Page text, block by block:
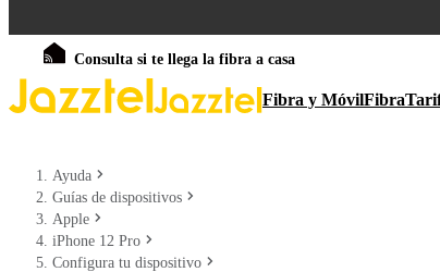
Consulta si te llega la fibra a casa
Fibra y MóvilFibra
Ayuda
Guías de dispositivos
Apple
iPhone 12 Pro
Configura tu dispositivo